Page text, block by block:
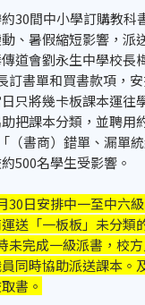
約30間中小學訂購教科
、暑假縮短影響，派
道會劉永生中學校長
訂書單和買書款項，
只將幾卡板課本運往
把課本分類，並聘用
（書商）錯單、漏單
500名學生受影響。
30日安排中一至中六
送「一板板」未分類
未完成一級派書，校
同時協助派送課本。
書。